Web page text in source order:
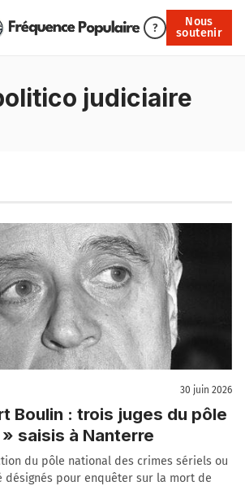
?
Nous
soutenir
Nous soutenir
judiciaire
30 juin 2026
Boulin : trois juges du pôle
saisis à Nanterre
du pôle national des crimes sériels ou
désignés pour enquêter sur la mort de